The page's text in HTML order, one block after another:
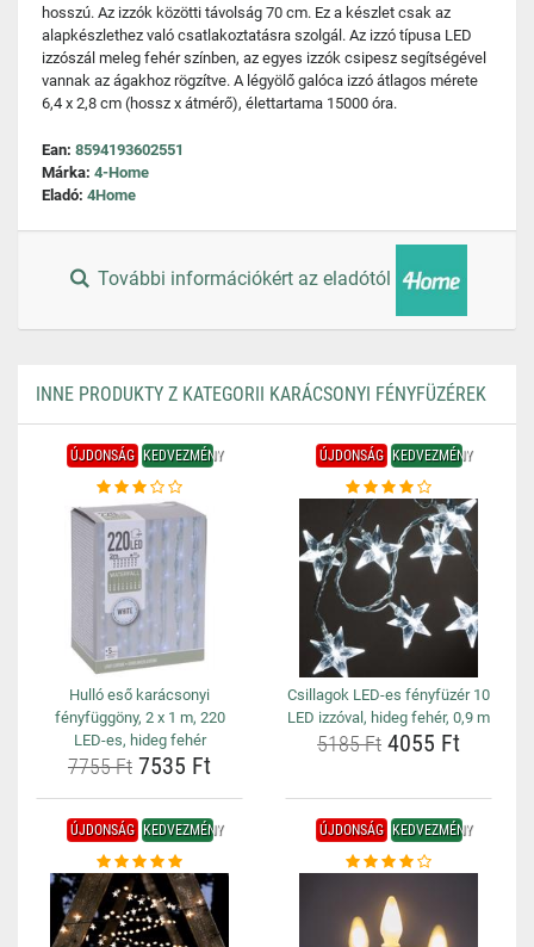
hosszú. Az izzók közötti távolság 70 cm. Ez a készlet csak az
alapkészlethez való csatlakoztatásra szolgál. Az izzó típusa LED
izzószál meleg fehér színben, az egyes izzók csipesz segítségével
vannak az ágakhoz rögzítve. A légyölő galóca izzó átlagos mérete
6,4 x 2,8 cm (hossz x átmérő), élettartama 15000 óra.
Ean: 8594193602551
Márka: 4-Home
Eladó: 4Home
További információkért az eladótól
INNE PRODUKTY Z KATEGORII KARÁCSONYI FÉNYFÜZÉREK
ÚJDONSÁG KEDVEZMÉNY
Hulló eső karácsonyi
fényfüggöny, 2 x 1 m, 220
LED-es, hideg fehér
7755 Ft 7535 Ft
ÚJDONSÁG KEDVEZMÉNY
Csillagok LED-es fényfüzér 10
LED izzóval, hideg fehér, 0,9 m
5185 Ft 4055 Ft
ÚJDONSÁG KEDVEZMÉNY ÚJDONSÁG KEDVEZMÉNY